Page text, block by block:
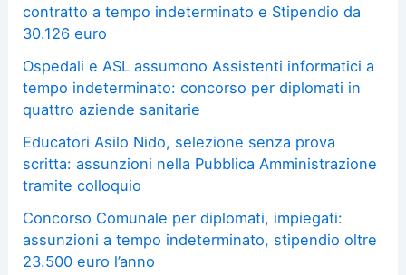
contratto a tempo indeterminato e Stipendio da
30.126 euro
Ospedali e ASL assumono Assistenti informatici a
tempo indeterminato: concorso per diplomati in
quattro aziende sanitarie
Educatori Asilo Nido, selezione senza prova
scritta: assunzioni nella Pubblica Amministrazione
tramite colloquio
Concorso Comunale per diplomati, impiegati:
assunzioni a tempo indeterminato, stipendio oltre
23.500 euro l’anno